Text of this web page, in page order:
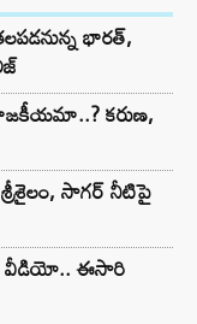
భారత్,
కరుణ,
సాగర్ నీటిపై
వీడియో.. ఈసారి